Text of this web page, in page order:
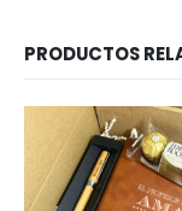
PRODUCTOS